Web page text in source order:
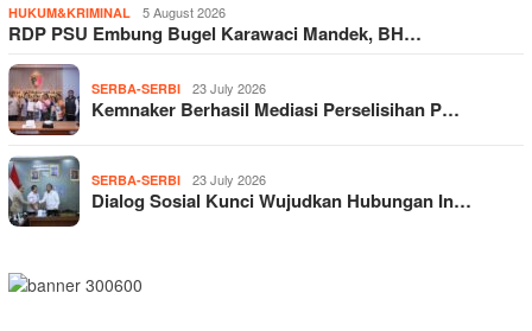
HUKUM&KRIMINAL 5 August 2026
RDP PSU Embung Bugel Karawaci Mandek, BH…
SERBA-SERBI 23 July 2026
Kemnaker Berhasil Mediasi Perselisihan P…
SERBA-SERBI 23 July 2026
Dialog Sosial Kunci Wujudkan Hubungan In…